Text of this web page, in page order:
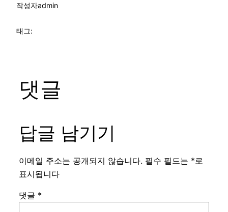
작성자admin
태그:
댓글
답글 남기기
이메일 주소는 공개되지 않습니다. 필수 필드는 *로
표시됩니다
댓글 *